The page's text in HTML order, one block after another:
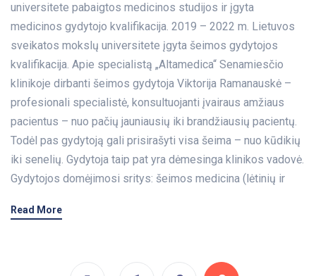
universitete pabaigtos medicinos studijos ir įgyta
medicinos gydytojo kvalifikacija. 2019 – 2022 m. Lietuvos
sveikatos mokslų universitete įgyta šeimos gydytojos
kvalifikacija. Apie specialistą „Altamedica“ Senamiesčio
klinikoje dirbanti šeimos gydytoja Viktorija Ramanauskė –
profesionali specialistė, konsultuojanti įvairaus amžiaus
pacientus – nuo pačių jauniausių iki brandžiausių pacientų.
Todėl pas gydytoją gali prisirašyti visa šeima – nuo kūdikių
iki senelių. Gydytoja taip pat yra dėmesinga klinikos vadovė.
Gydytojos domėjimosi sritys: šeimos medicina (lėtinių ir
Read More